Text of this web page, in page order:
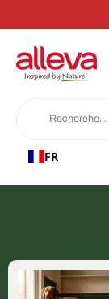
FR